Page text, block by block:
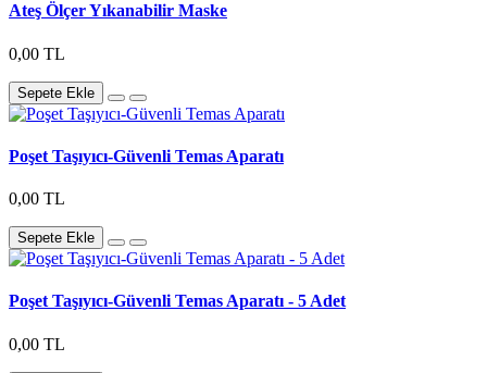
Ateş Ölçer Yıkanabilir Maske
0,00 TL
Sepete Ekle
Poşet Taşıyıcı-Güvenli Temas Aparatı
0,00 TL
Sepete Ekle
Poşet Taşıyıcı-Güvenli Temas Aparatı - 5 Adet
0,00 TL